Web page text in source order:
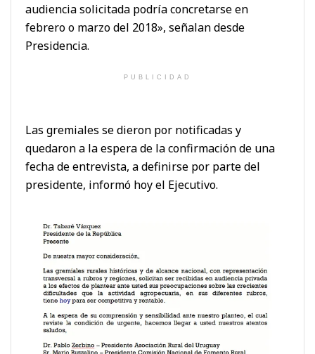
audiencia solicitada podría concretarse en
febrero o marzo del 2018», señalan desde
Presidencia.
PUBLICIDAD
Las gremiales se dieron por notificadas y
quedaron a la espera de la confirmación de una
fecha de entrevista, a definirse por parte del
presidente, informó hoy el Ejecutivo.